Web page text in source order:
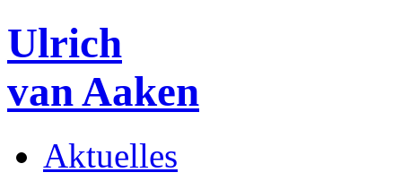
Ulrich
van Aaken
Aktuelles